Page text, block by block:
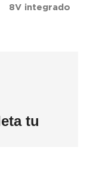
8V integrado
tu